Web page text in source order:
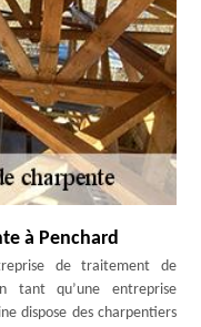
à Penchard
de traitement de
tant qu’une entreprise
dispose des charpentiers